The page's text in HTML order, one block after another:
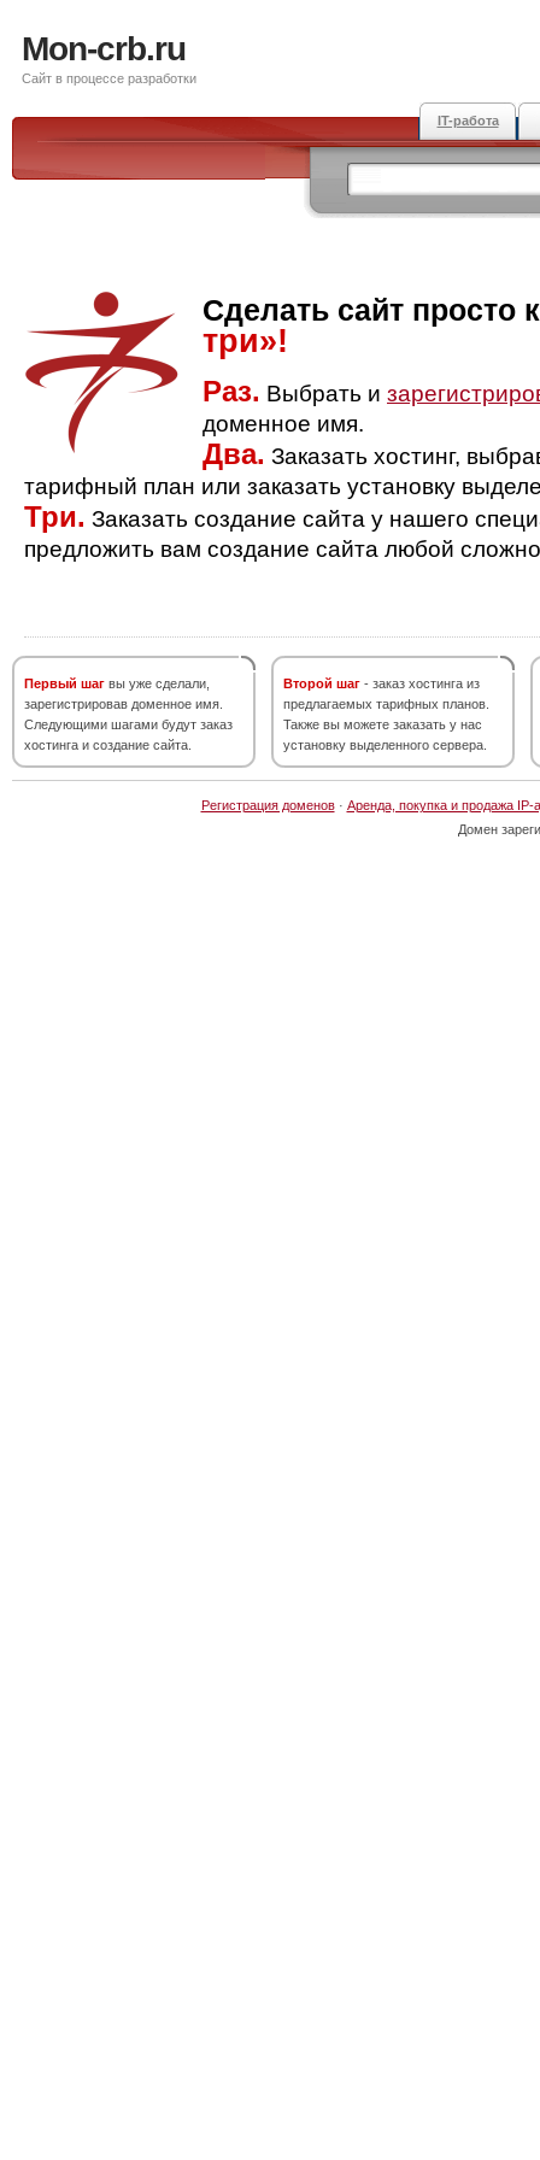
Mon-crb.ru
Сайт в процессе разработки
IT-работа
Сделать сайт просто
три»!
Раз. Выбрать и
доменное имя.
Два. Заказать хостинг,
тарифный план или заказать установку
Три. Заказать создание сайта у нашего
предложить вам создание сайта любой
Первый шаг вы уже сделали,
зарегистрировав доменное имя.
Следующими шагами будут заказ
хостинга и создание сайта.
Второй шаг - заказ хостинга из
предлагаемых тарифных планов.
Также вы можете заказать у нас
установку выделенного сервера.
Регистрация доменов· Аренда, покупка и продажа IP-
Домен